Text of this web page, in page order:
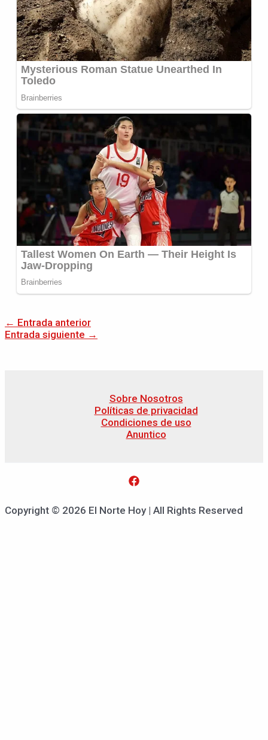
← Entrada anterior
Entrada siguiente →
Sobre Nosotros
Políticas de privacidad
Condiciones de uso
Anuntico
Copyright © 2026 El Norte Hoy | All Rights Reserved